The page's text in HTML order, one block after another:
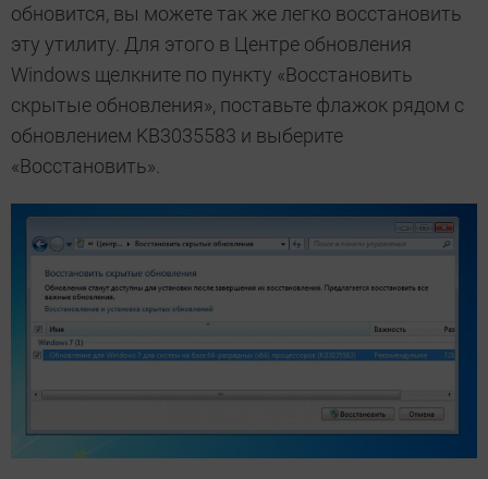
обновится, вы можете так же легко восстановить
эту утилиту. Для этого в Центре обновления
Windows щелкните по пункту «Восстановить
скрытые обновления», поставьте флажок рядом с
обновлением KB3035583 и выберите
«Восстановить».